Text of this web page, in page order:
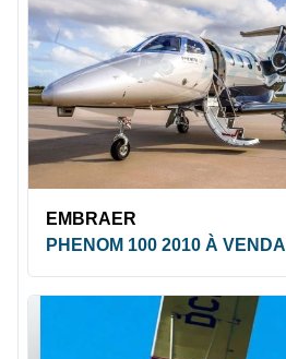
EMBRAER
PHENOM 100 2010 À VENDA